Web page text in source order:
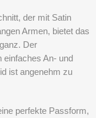
der mit Satin
Armen, bietet das
Der
An- und
ist angenehm zu
perfekte Passform,